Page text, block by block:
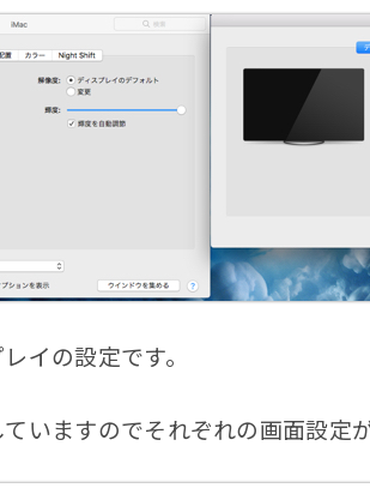
イの設定です。
いますのでそれぞれの画面設定